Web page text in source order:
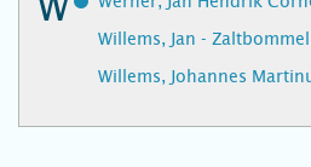
Willems, Jan - Zaltbommel
Willems, Johannes